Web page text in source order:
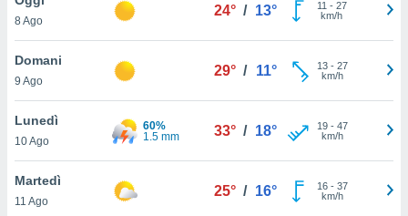
è
al sito
di
ci
di
il
8 Ago
24° / 13° 11 - 27
km/h
Domani
9 Ago
29° / 11° 13- 27
km/h
Lunedì
10 Ago
60%
1.5 mm
33° / 18° 19- 47
km/h
Martedì
11 Ago
25° / 16° 16- 37
km/h